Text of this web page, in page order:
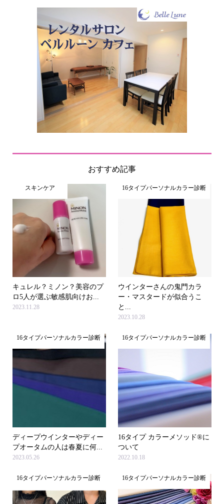
おすすめ記事
スキンケア
キュレル？ミノン？美容のプ
ロ5人が選ぶ敏感肌向けお...
2023.11.28
16タイプパーソナルカラー診断
ウインターさんの鬼門カラ
ー・マスタードが似合うこ
と...
2023.10.28
16タイプパーソナルカラー診断
ディープウインターやディー
プオータムの人は春夏に何...
2023.05.26
16タイプパーソナルカラー診断
16タイプ カラーメソッド®に
ついて
2022.10.18
16タイプパーソナルカラー診断 16タイプパーソナルカラー診断